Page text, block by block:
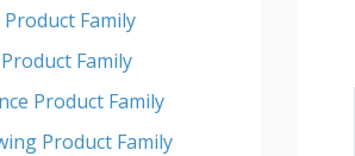
Family
Family
Product Family
Product Family